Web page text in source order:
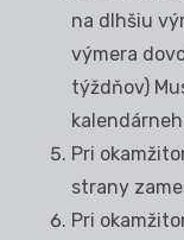
na dlhšiu
výmera
týždňov)
Pri
strany
Pri